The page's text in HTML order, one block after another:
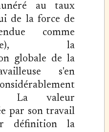
au taux
de la force de
comme
la
globale de la
s'en
La valeur
par son travail
définition la